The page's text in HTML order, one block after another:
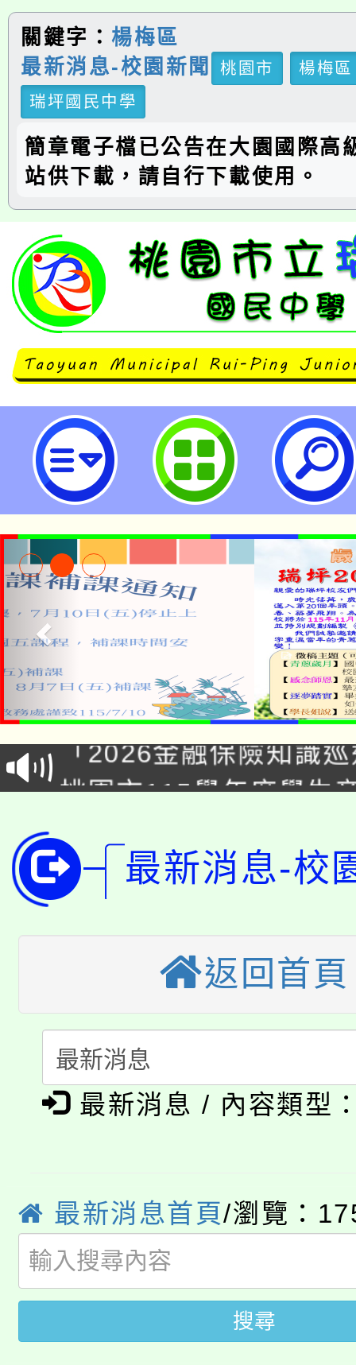
關鍵字： 楊梅區
最新消息-校園新聞
桃園市
楊梅區
瑞坪國民中學
簡章電子檔已公告在大園國際高
站供下載，請自行下載使用。
大園國際高級中等學校國際文憑專
分發入學簡章公告事宜-桃園市立
公告本校115學年度第
代理(課)教師甄選結果(
「2026金融保險知識
車」活動
桃園市115學年度學生
代理(課)教師甄選結果(
公告本校115學年度第
代理(課)教師甄選結果(
轉知中國文化大學推廣
《TA101》溝通分析基
程，歡迎學生輔導中心
心理、諮商輔導、社會
系所師生報名參加。
轉知苗栗縣政府辦理
縣市「校園短影音徵
門員」簡章及活動海報
踴躍報名參加。
桃園市115學年度學生
要點
「桃園市補助參觀特色
展演活動實施計畫」
115年度「教育部表揚
義教育推展貢獻獎」
公告本校115學年度第
生本土語及新住民語歌
公告本校115學年度第
代理(課)教師甄選結果(
公告本校115學年度第
代理(課)教師甄選結果(
轉知中國文化大學推廣
《TA101》溝通分析基
轉知苗栗縣政府辦理
最新消息-校
返回首頁
最新消息 / 內容類型
最新消息首頁/瀏覽：
搜尋